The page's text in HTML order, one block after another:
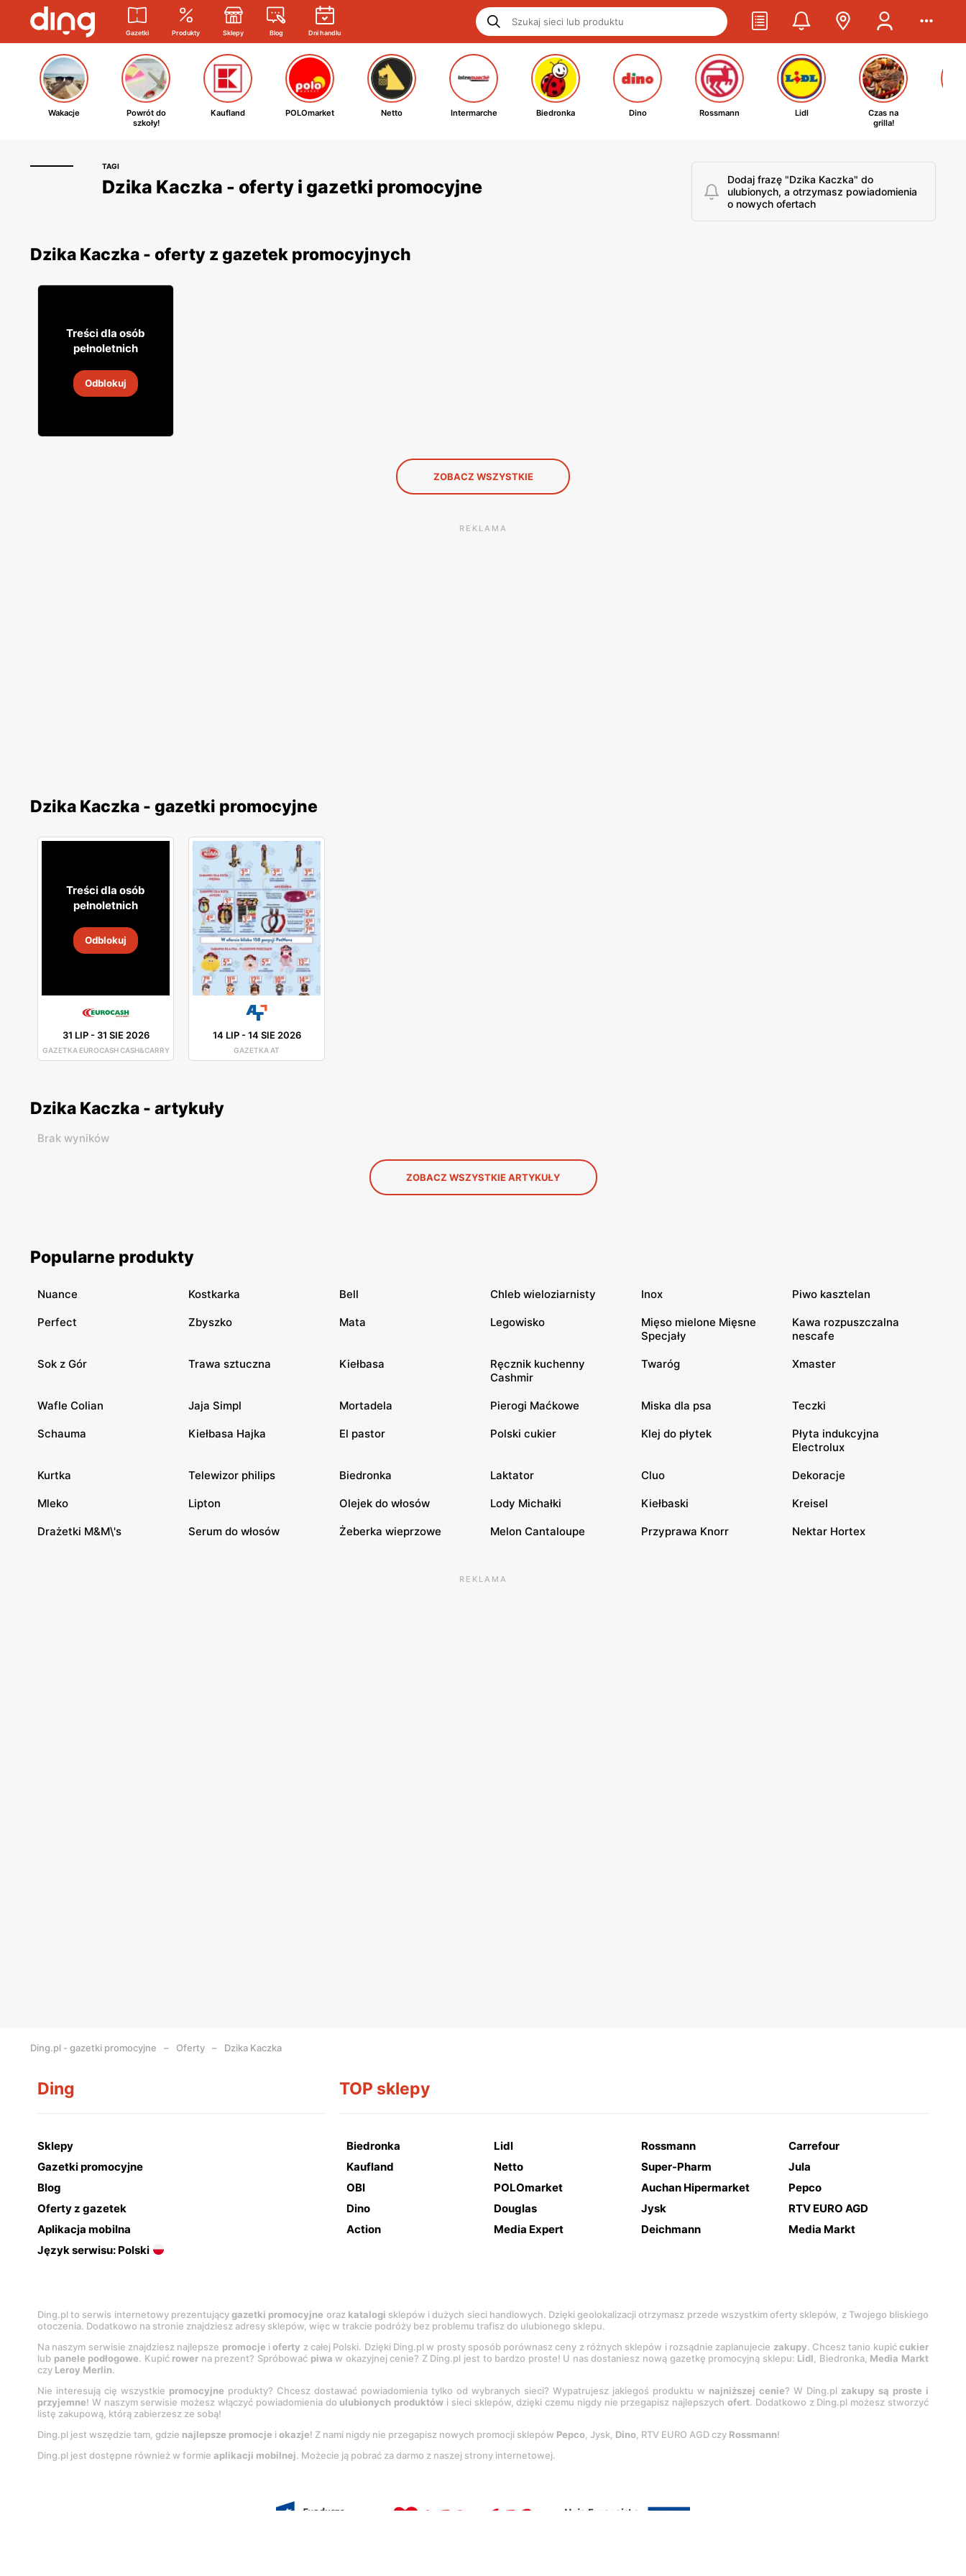
Gazetki Produkty Sklepy Blog Dni handlu
Wakacje
Powrót do
szkoły!
Kaufland POLOmarket Netto Intermarche Biedronka Dino Rossmann Lidl
Czas na
grilla!
TAGI
Dzika Kaczka - oferty i gazetki promocyjne
Dodaj frazę "Dzika Kaczka" do
ulubionych, a otrzymasz powiadomienia
o nowych ofertach
Dzika Kaczka - oferty z gazetek promocyjnych
86
-31 sie 2026
Treści dla osób
pełnoletnich
Odblokuj
ZOBACZ WSZYSTKIE
REKLAMA
Dzika Kaczka - gazetki promocyjne
Treści dla osób
pełnoletnich
Odblokuj
31 LIP- 31 SIE 2026
GAZETKA EUROCASH CASH&CARRY
14 LIP-14 SIE 2026
GAZETKA AT
Dzika Kaczka - artykuły
Brak wyników
ZOBACZ WSZYSTKIE ARTYKUŁY
Popularne produkty
Nuance Kostkarka Bell Chleb wieloziarnisty Inox Piwo kasztelan
Perfect Zbyszko Mata Legowisko
Mięso mielone Mięsne
Specjały
Kawa rozpuszczalna
nescafe
Sok z Gór Trawa sztuczna Kiełbasa
Ręcznik kuchenny
Cashmir
Twaróg Xmaster
Wafle Colian Jaja Simpl Mortadela Pierogi Maćkowe Miska dla psa Teczki
Schauma Kiełbasa Hajka El pastor Polski cukier Klej do płytek
Płyta indukcyjna
Electrolux
Kurtka Telewizor philips Biedronka Laktator Cluo Dekoracje
Mleko Lipton Olejek do włosów Lody Michałki Kiełbaski Kreisel
Drażetki M&M\'s Serum do włosów Żeberka wieprzowe Melon Cantaloupe Przyprawa Knorr Nektar Hortex
REKLAMA
Ding.pl - gazetki promocyjne Oferty Dzika Kaczka
Ding
Sklepy
Gazetki promocyjne
Blog
Oferty z gazetek
Aplikacja mobilna
Język serwisu: Polski
TOP sklepy
Biedronka Lidl Rossmann
Carrefour
Kaufland
Netto Super-Pharm
Jula
OBI
POLOmarket Auchan Hipermarket
Pepco
Dino
Douglas Jysk
RTV EURO AGD
Action
Media Expert Deichmann Media Markt
Ding.pl to serwis internetowy prezentującygazetki promocyjne oraz katalogi sklepów i dużych sieci handlowych. Dzięki geolokalizacji otrzymasz przede wszystkim oferty sklepów, z Twojego bliskiego
otoczenia. Dodatkowo na stronie znajdziesz adresy sklepów, więc w trakcie podróży bez problemu trafisz do ulubionego sklepu.
Na naszym serwisie znajdziesz najlepsze promocje ioferty z całej Polski. Dzięki Ding.pl w prosty sposób porównasz ceny z różnych sklepów i rozsądnie zaplanujecie zakupy. Chcesz tanio kupićcukier
lub panele podłogowe. Kupić rower na prezent? Spróbować piwa w okazyjnej cenie? Z Ding.pl jest to bardzo proste! U nas dostaniesz nową gazetkę promocyjną sklepu: Lidl, Biedronka, Media Markt
czy Leroy Merlin.
Nie interesują cię wszystkie promocyjne produkty? Chcesz dostawać powiadomienia tylko od wybranych sieci? Wypatrujesz jakiegoś produktu w najniższej cenie? W Ding.pl zakupy są proste i
przyjemne! W naszym serwisie możesz włączyć powiadomienia do ulubionych produktów i sieci sklepów, dzięki czemu nigdy nie przegapisz najlepszychofert. Dodatkowo z Ding.pl możesz stworzyć
listę zakupową, którą zabierzesz ze sobą!
Ding.pl jest wszędzie tam, gdzie najlepsze promocje i okazje! Z nami nigdy nie przegapisz nowych promocji sklepów Pepco, Jysk, Dino, RTV EURO AGD czy Rossmann!
Ding.pl jest dostępne również w formie aplikacji mobilnej. Możecie ją pobrać za darmo z naszej strony internetowej.